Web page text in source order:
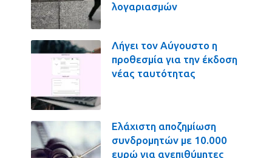
λογαριασμών
Λήγει τον Αύγουστο η
προθεσμία για την έκδοση
νέας ταυτότητας
Ελάχιστη αποζημίωση
συνδρομητών με 10.000
ευρώ για ανεπιθύμητες